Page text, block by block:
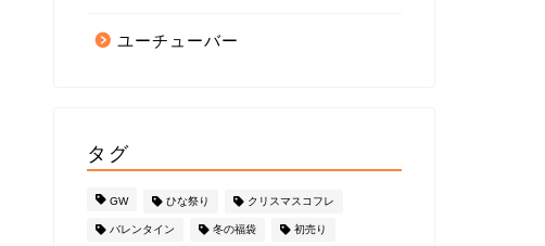
ユーチューバー
タグ
GW ひな祭り クリスマスコフレ
バレンタイン 冬の福袋 初売り